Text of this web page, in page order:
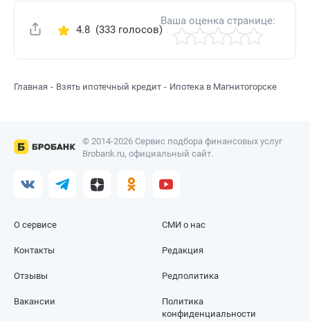
Поделиться
4.8(333 голосов)
Ваша оценка странице:
Главная Взять ипотечный кредит Ипотека в Магнитогорске
© 2014-2026 Сервис подбора финансовых услуг
Brobank.ru, официальный сайт.
О сервисе
Контакты
Отзывы
СМИ о нас
Редакция
Редполитика
Вакансии
Политика
конфиденциальности